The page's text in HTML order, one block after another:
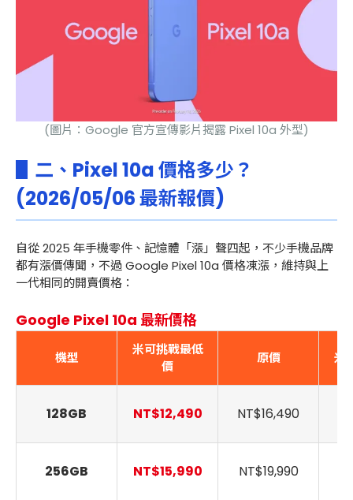
(圖片：Google 官方宣傳影片揭露 Pixel 10a 外型)
▋二、Pixel 10a 價格多少？
(2026/05/06 最新報價)
自從 2025 年手機零件、記憶體「漲」聲四起，不少手機品牌
都有漲價傳聞，不過 Google Pixel 10a 價格凍漲，維持與上
一代相同的開賣價格：
Google Pixel 10a 最新價格
機型
米可挑戰最低
價
原價 米
128GB NT$12,490 NT$16,490
256GB NT$15,990 NT$19,990